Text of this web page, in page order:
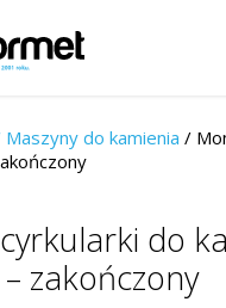
Maszyny do kamienia /
do
zakończony